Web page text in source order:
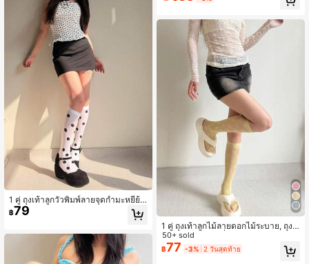
1 คู่ ถุงเท้าลูกวัวพิมพ์ลายจุดกำมะหยี่ย้อ
นยุคสำหรับผู้หญิง
฿79
1 คู่ ถุงเท้าลูกไม้ลายดอกไม้ระบาย, ถุงเ
ท้าตาข่ายกลวงครึ่งน่อง, ถุงเท้าสไตล์บั
ลเลริน่าสำหรับผู้หญิง
50+ sold
฿77 -3% 2 วันสุดท้าย